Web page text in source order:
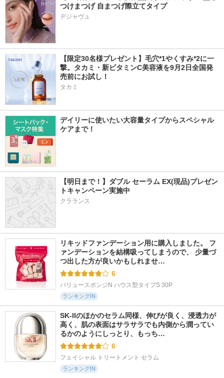
つけまつげ 自まつげ際立てタイプ
デジャヴュ
【限定30名様プレゼント】毛穴*1やくすみ*2に一
撃。タカミ・新ビタミンC美容液を9月2日全国発
売前にお試し！
タカミ
デイリーに使いたい大容量タイプからスペシャル
ケアまで！
【明日まで！】ダブル セーラム EX(現品)プレゼン
トキャンペーン実施中
クラランス
リキッドファンデーション用に購入しました。 フ
ァンデーションを結構吸ってしまうので、 少量づ
つ出した方が良いかもしれませ…
6
バリュースポンジN ハウス型タイプS 30P
ランキングIN
SK-IIのほかのセラム同様、伸びが良く、浸透力が
高く、肌の表面はサラサラでも内側から潤ってい
るかのようにしっとり、もっち…
6
フェイシャル トリートメント セラム
ランキングIN